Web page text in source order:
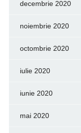
decembrie 2020
noiembrie 2020
octombrie 2020
iulie 2020
iunie 2020
mai 2020